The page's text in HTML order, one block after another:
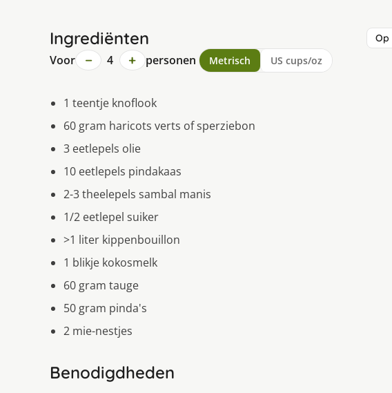
Ingrediënten Op
Voor − 4 + personen Metrisch US cups/oz
1 teentje knoflook
60 gram haricots verts of sperziebon
3 eetlepels olie
10 eetlepels pindakaas
2-3 theelepels sambal manis
1/2 eetlepel suiker
>1 liter kippenbouillon
1 blikje kokosmelk
60 gram tauge
50 gram pinda's
2 mie-nestjes
Benodigdheden